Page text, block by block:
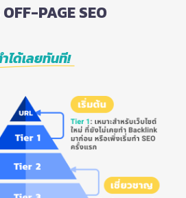
PAGE SEO
ได้เลยทันที!